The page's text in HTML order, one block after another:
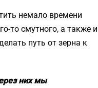
немало времени
то смутного, а также и
путь от зерна к
них мы